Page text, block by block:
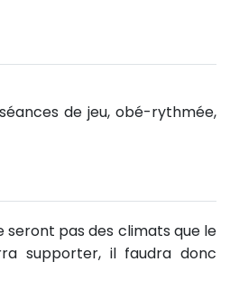
de jeu, obé-rythmée,
seront pas des climats que le
supporter, il faudra donc